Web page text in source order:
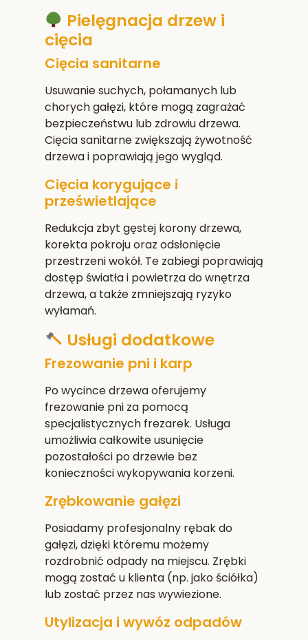
Pielęgnacja drzew i
cięcia
Cięcia sanitarne
Usuwanie suchych, połamanych lub
chorych gałęzi, które mogą zagrażać
bezpieczeństwu lub zdrowiu drzewa.
Cięcia sanitarne zwiększają żywotność
drzewa i poprawiają jego wygląd.
Cięcia korygujące i
prześwietlające
Redukcja zbyt gęstej korony drzewa,
korekta pokroju oraz odsłonięcie
przestrzeni wokół. Te zabiegi poprawiają
dostęp światła i powietrza do wnętrza
drzewa, a także zmniejszają ryzyko
wyłamań.
Usługi dodatkowe
Frezowanie pni i karp
Po wycince drzewa oferujemy
frezowanie pni za pomocą
specjalistycznych frezarek. Usługa
umożliwia całkowite usunięcie
pozostałości po drzewie bez
konieczności wykopywania korzeni.
Zrębkowanie gałęzi
Posiadamy profesjonalny rębak do
gałęzi, dzięki któremu możemy
rozdrobnić odpady na miejscu. Zrębki
mogą zostać u klienta (np. jako ściółka)
lub zostać przez nas wywiezione.
Utylizacja i wywóz odpadów